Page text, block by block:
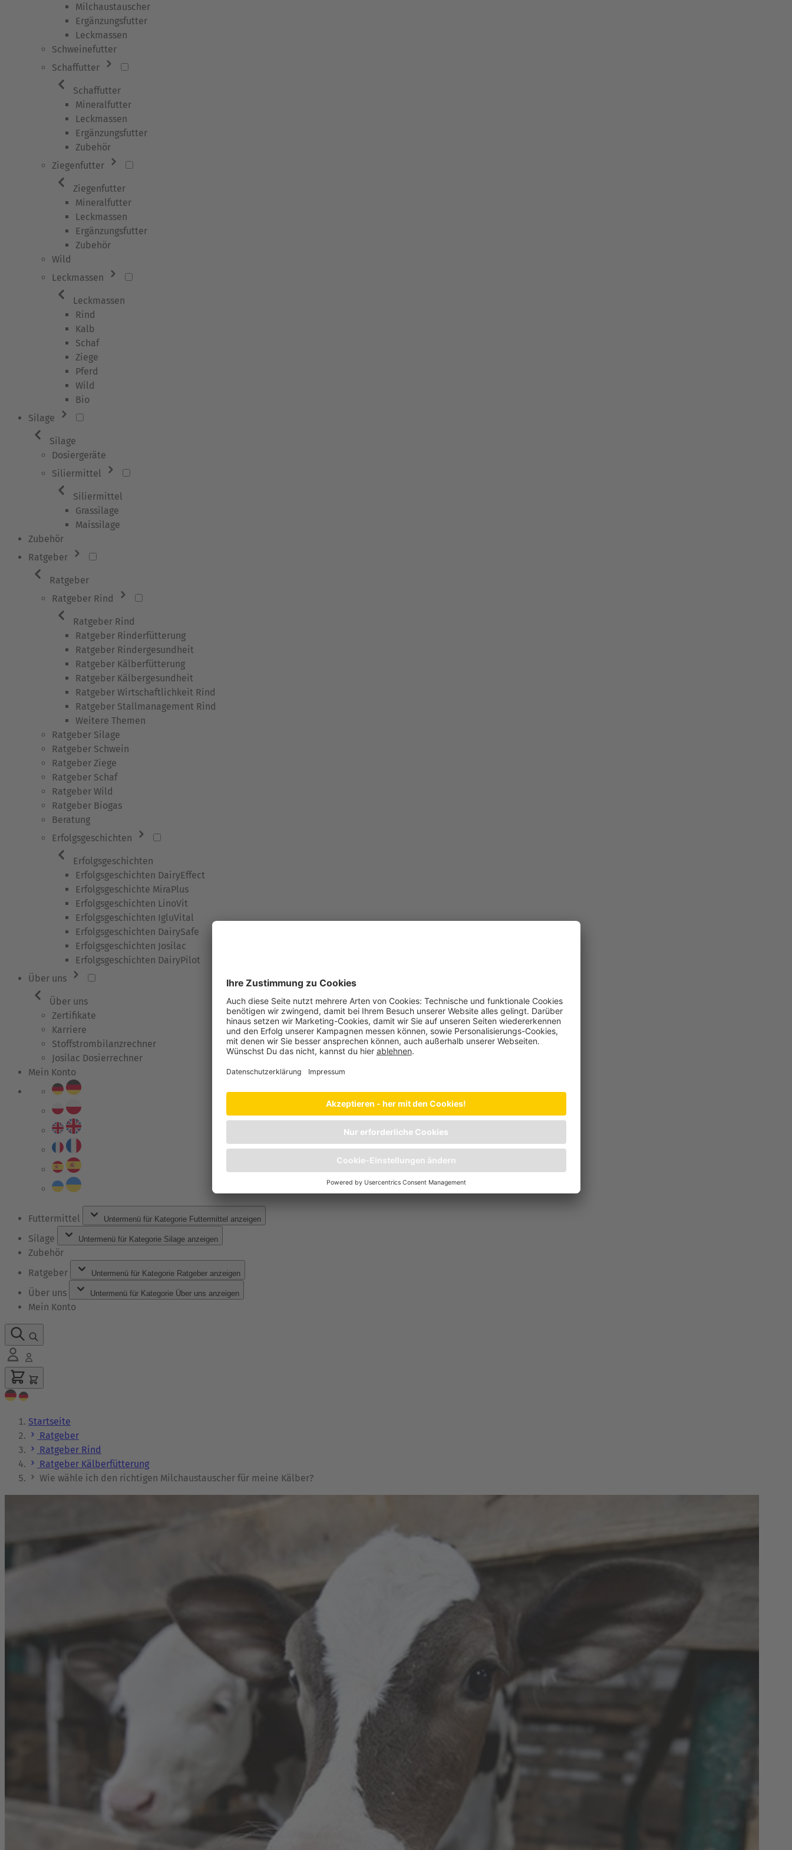
Milchaustauscher
Ergänzungsfutter
Leckmassen
Schweinefutter
Schaffutter
Schaffutter
Mineralfutter
Leckmassen
Ergänzungsfutter
Zubehör
Ziegenfutter
Ziegenfutter
Mineralfutter
Leckmassen
Ergänzungsfutter
Zubehör
Wild
Leckmassen
Leckmassen
Rind
Kalb
Schaf
Ziege
Pferd
Wild
Bio
Silage
Silage
Dosiergeräte
Siliermittel
Siliermittel
Grassilage
Maissilage
Zubehör
Ratgeber
Ratgeber
Ratgeber Rind
Ratgeber Rind
Ratgeber Rinderfütterung
Ratgeber Rindergesundheit
Ratgeber Kälberfütterung
Ratgeber Kälbergesundheit
Ratgeber Wirtschaftlichkeit Rind
Ratgeber Stallmanagement Rind
Weitere Themen
Ratgeber Silage
Ratgeber Schwein
Ratgeber Ziege
Ratgeber Schaf
Ratgeber Wild
Ratgeber Biogas
Beratung
Erfolgsgeschichten
Erfolgsgeschichten
Erfolgsgeschichten DairyEffect
Erfolgsgeschichte MiraPlus
Erfolgsgeschichten LinoVit
Erfolgsgeschichten IgluVital
Erfolgsgeschichten DairySafe
Erfolgsgeschichten Josilac
Erfolgsgeschichten DairyPilot
Über uns
Über uns
Zertifikate
Karriere
Stoffstrombilanzrechner
Josilac Dosierrechner
Mein Konto
Futtermittel Untermenü für Kategorie Futtermittel anzeigen
Silage Untermenü für Kategorie Silage anzeigen
Zubehör
Ratgeber
Untermenü für Kategorie Ratgeber anzeigen
Über uns Untermenü für Kategorie Über uns anzeigen
Mein Konto
Startseite
Ratgeber
Ratgeber Rind
Ratgeber Kälberfütterung
Wie wähle ich den richtigen Milchaustauscher für meine Kälber?